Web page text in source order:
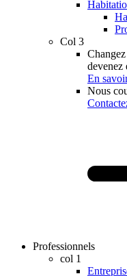
Col 3
devenez
En
Nous
Professionnels
col 1